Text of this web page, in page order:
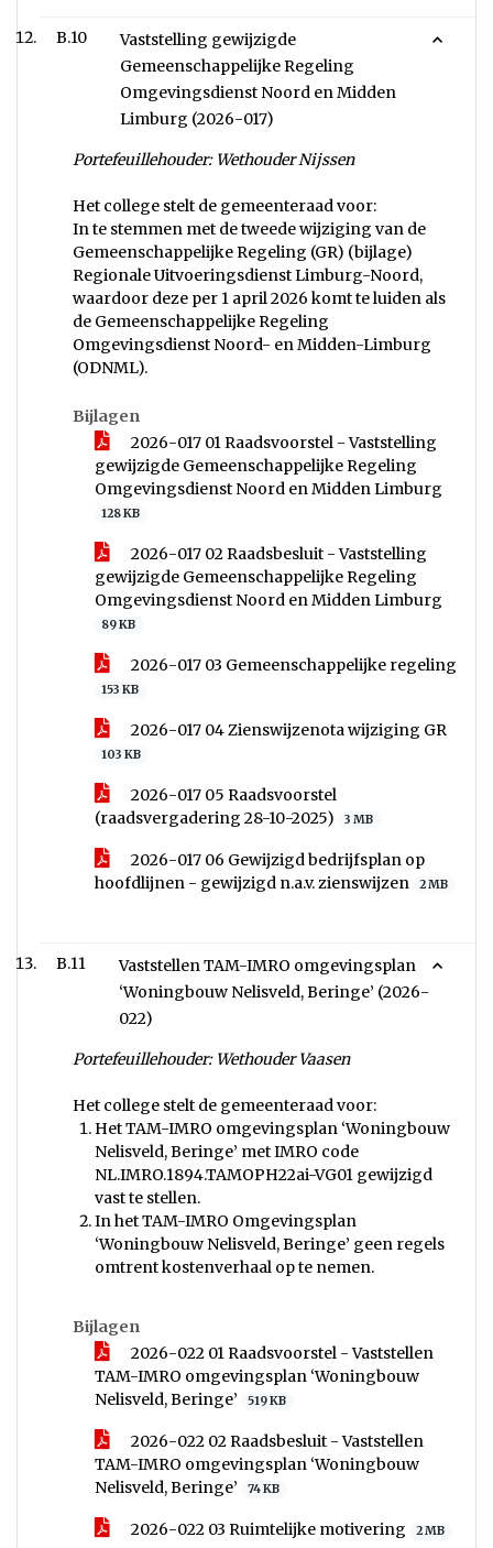
B.10
Vaststelling gewijzigde
Gemeenschappelijke Regeling
Omgevingsdienst Noord en Midden
Limburg (2026-017)
Portefeuillehouder: Wethouder Nijssen
Het college stelt de gemeenteraad voor:
In te stemmen met de tweede wijziging van de
Gemeenschappelijke Regeling (GR) (bijlage)
Regionale Uitvoeringsdienst Limburg-Noord,
waardoor deze per 1 april 2026 komt te luiden als
de Gemeenschappelijke Regeling
Omgevingsdienst Noord- en Midden-Limburg
(ODNML).
Bijlagen
2026-017 01 Raadsvoorstel - Vaststelling
gewijzigde Gemeenschappelijke Regeling
Omgevingsdienst Noord en Midden Limburg
128 KB
2026-017 02 Raadsbesluit - Vaststelling
gewijzigde Gemeenschappelijke Regeling
Omgevingsdienst Noord en Midden Limburg
89 KB
2026-017 03 Gemeenschappelijke regeling
153 KB
2026-017 04 Zienswijzenota wijziging GR
103 KB
2026-017 05 Raadsvoorstel
(raadsvergadering 28-10-2025)
3 MB
2026-017 06 Gewijzigd bedrijfsplan op
hoofdlijnen - gewijzigd n.a.v. zienswijzen
2 MB
B.11
Vaststellen TAM-IMRO omgevingsplan
‘Woningbouw Nelisveld, Beringe’ (2026-
022)
Portefeuillehouder: Wethouder Vaasen
Het college stelt de gemeenteraad voor:
Het TAM-IMRO omgevingsplan ‘Woningbouw
Nelisveld, Beringe’ met IMRO code
NL.IMRO.1894.TAMOPH22ai-VG01 gewijzigd
vast te stellen.
In het TAM-IMRO Omgevingsplan
‘Woningbouw Nelisveld, Beringe’ geen regels
omtrent kostenverhaal op te nemen.
Bijlagen
2026-022 01 Raadsvoorstel - Vaststellen
TAM-IMRO omgevingsplan ‘Woningbouw
Nelisveld, Beringe’
519 KB
2026-022 02 Raadsbesluit - Vaststellen
TAM-IMRO omgevingsplan ‘Woningbouw
Nelisveld, Beringe’
74 KB
2026-022 03 Ruimtelijke motivering 2 MB